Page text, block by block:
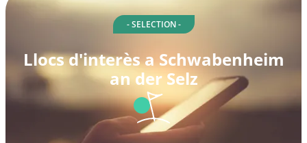
- SELECTION -
Llocs d'interès a Schwabenheim
an der Selz